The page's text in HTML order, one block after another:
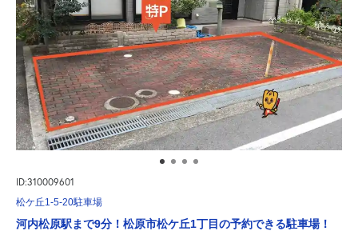
ID:310009601
松ケ丘1-5-20駐車場
河内松原駅まで9分！松原市松ケ丘1丁目の予約できる駐車場！